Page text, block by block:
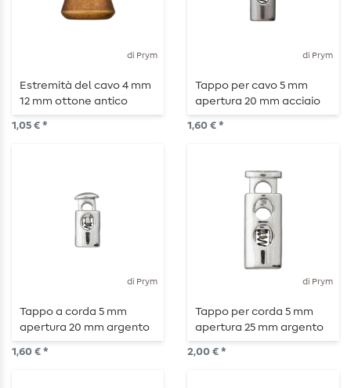
di Prym
Estremità del cavo 4 mm
12 mm ottone antico
opaco
1,05 € *
di Prym
Tappo per cavo 5 mm
apertura 20 mm acciaio
lucido
1,60 € *
di Prym
Tappo a corda 5 mm
apertura 20 mm argento
lucido
1,60 € *
di Prym
Tappo per corda 5 mm
apertura 25 mm argento
lucido
2,00 € *